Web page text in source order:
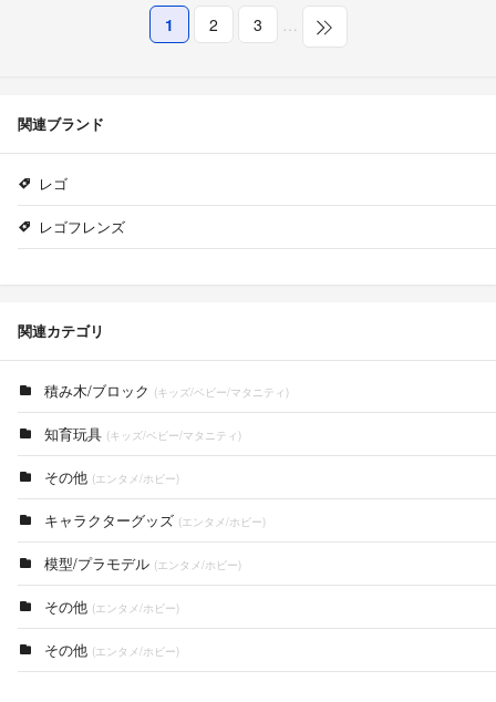
1 2 3 …
関連ブランド
レゴ
レゴフレンズ
関連カテゴリ
積み木/ブロック (キッズ/ベビー/マタニティ)
知育玩具 (キッズ/ベビー/マタニティ)
その他 (エンタメ/ホビー)
キャラクターグッズ (エンタメ/ホビー)
模型/プラモデル (エンタメ/ホビー)
その他 (エンタメ/ホビー)
その他 (エンタメ/ホビー)